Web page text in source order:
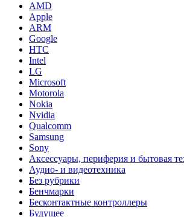
AMD
Apple
ARM
Google
HTC
Intel
LG
Microsoft
Motorola
Nokia
Nvidia
Qualcomm
Samsung
Sony
Аксессуары, периферия и бытовая
Аудио- и видеотехника
Без рубрики
Бенчмарки
Бесконтактные контроллеры
Будущее